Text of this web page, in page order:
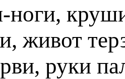
ноги,
живот
руки